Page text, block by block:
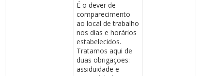
É o dever de
comparecimento
ao local de trabalho
nos dias e horários
estabelecidos.
Tratamos aqui de
duas obrigações:
assiduidade e